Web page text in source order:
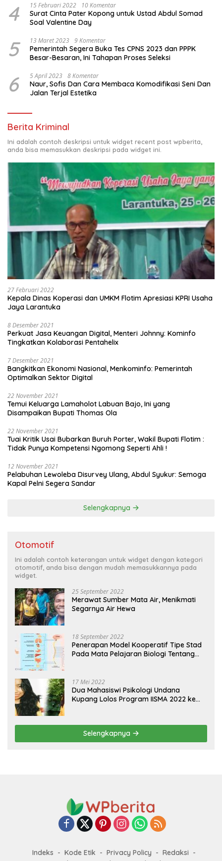
4 15 Februari 2022 10 Komentar
Surat Cinta Pater Kopong untuk Ustad Abdul Somad
Soal Valentine Day
5 13 Maret 2023 9 Komentar
Pemerintah Segera Buka Tes CPNS 2023 dan PPPK
Besar-Besaran, Ini Tahapan Proses Seleksi
6 5 April 2023 8 Komentar
Naur, Sofis Dan Cara Membaca Komodifikasi Seni Dan
Jalan Terjal Estetika
Berita Kriminal
Ini adalah contoh deskripsi untuk widget recent post wpberita,
anda bisa memasukkan deskripsi pada widget ini.
27 Februari 2022
Kepala Dinas Koperasi dan UMKM Flotim Apresiasi KPRI Usaha
Jaya Larantuka
8 Desember 2021
Perkuat Jasa Keuangan Digital, Menteri Johnny: Kominfo
Tingkatkan Kolaborasi Pentahelix
7 Desember 2021
Bangkitkan Ekonomi Nasional, Menkominfo: Pemerintah
Optimalkan Sektor Digital
22 November 2021
Temui Keluarga Lamaholot Labuan Bajo, Ini yang
Disampaikan Bupati Thomas Ola
22 November 2021
Tuai Kritik Usai Bubarkan Buruh Porter, Wakil Bupati Flotim :
Tidak Punya Kompetensi Ngomong Seperti Ahli !
12 November 2021
Pelabuhan Lewoleba Disurvey Ulang, Abdul Syukur: Semoga
Kapal Pelni Segera Sandar
Selengkapnya
Otomotif
Ini adalah contoh keterangan untuk widget dengan kategori
otomotif, anda bisa dengan mudah memasukkannya pada
widget.
25 September 2022
Merawat Sumber Mata Air, Menikmati
Segarnya Air Hewa
18 September 2022
Penerapan Model Kooperatif Tipe Stad
Pada Mata Pelajaran Biologi Tentang
17 Mei 2022
Dua Mahasiswi Psikologi Undana
Kupang Lolos Program IISMA 2022 ke
Selengkapnya
Indeks Kode Etik Privacy Policy
Redaksi